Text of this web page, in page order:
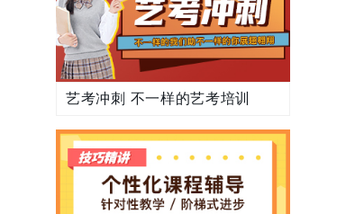
艺考冲刺 不一样的艺考培训